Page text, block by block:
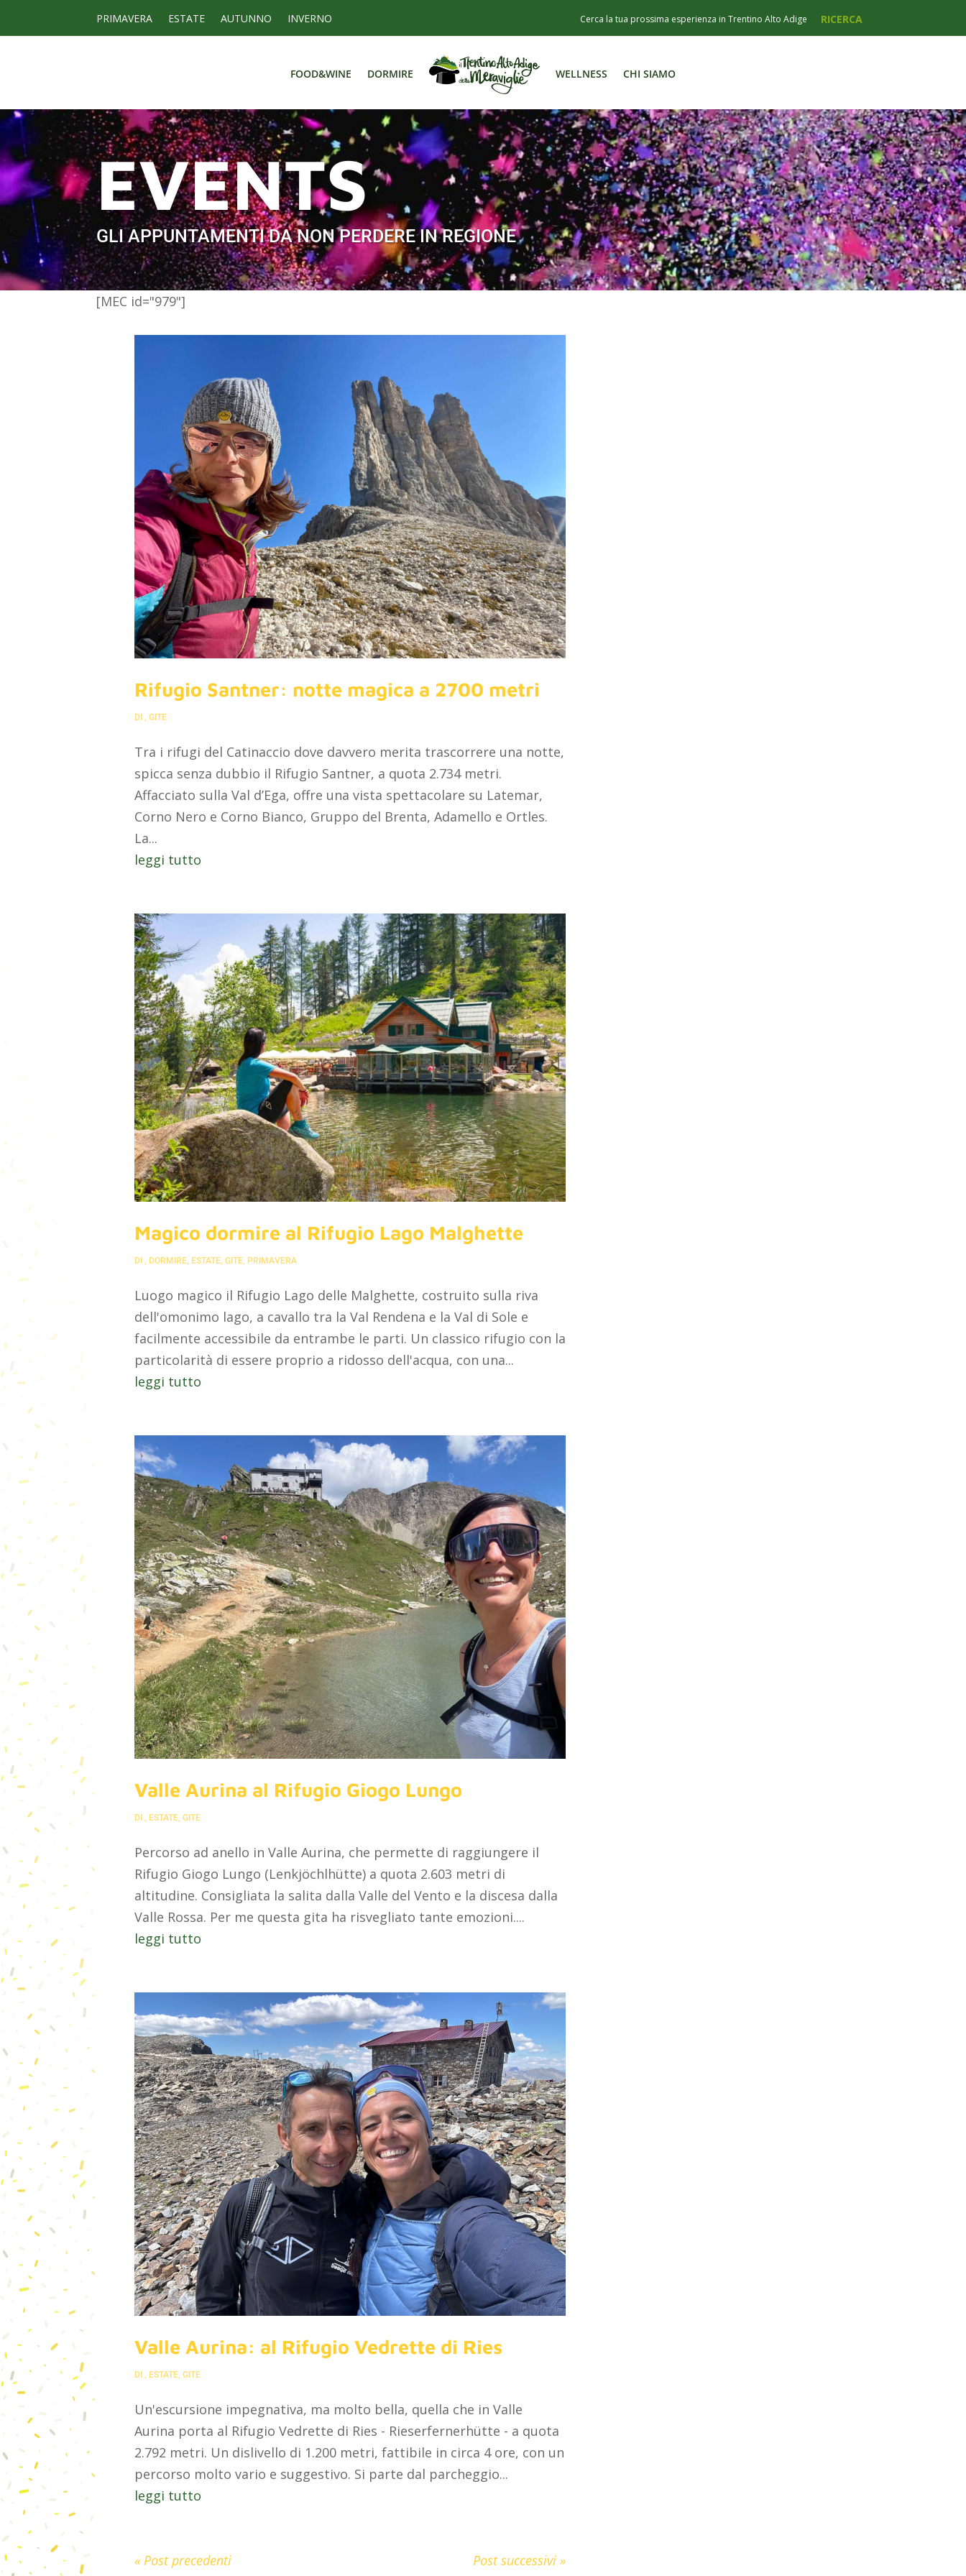
PRIMAVERA ESTATE AUTUNNO INVERNO
FOOD&WINE DORMIRE WELLNESS CHI SIAMO
FOOD&WINE DORMIRE WELLNESS CHI SIAMO
EVENTS
GLI APPUNTAMENTI DA NON PERDERE IN REGIONE
[MEC id="979"]
Rifugio Santner: notte magica a 2700 metri
DI,GITE
Tra i rifugi del Catinaccio dove davvero merita trascorrere una notte,
spicca senza dubbio il Rifugio Santner, a quota 2.734 metri.
Affacciato sulla Val d’Ega, offre una vista spettacolare su Latemar,
Corno Nero e Corno Bianco, Gruppo del Brenta, Adamello e Ortles.
La...
leggi tutto
Magico dormire al Rifugio Lago Malghette
DI, DORMIRE, ESTATE,GITE, PRIMAVERA
Luogo magico il Rifugio Lago delle Malghette, costruito sulla riva
dell'omonimo lago, a cavallo tra la Val Rendena e la Val di Sole e
facilmente accessibile da entrambe le parti. Un classico rifugio con la
particolarità di essere proprio a ridosso dell'acqua, con una...
leggi tutto
Valle Aurina al Rifugio Giogo Lungo
DI, ESTATE,GITE
Percorso ad anello in Valle Aurina, che permette di raggiungere il
Rifugio Giogo Lungo (Lenkjöchlhütte) a quota 2.603 metri di
altitudine. Consigliata la salita dalla Valle del Vento e la discesa dalla
Valle Rossa. Per me questa gita ha risvegliato tante emozioni....
leggi tutto
Valle Aurina: al Rifugio Vedrette di Ries
DI, ESTATE,GITE
Un'escursione impegnativa, ma molto bella, quella che in Valle
Aurina porta al Rifugio Vedrette di Ries - Rieserfernerhütte - a quota
2.792 metri. Un dislivello di 1.200 metri, fattibile in circa 4 ore, con un
percorso molto vario e suggestivo. Si parte dal parcheggio...
leggi tutto
« Post precedenti Post successivi »